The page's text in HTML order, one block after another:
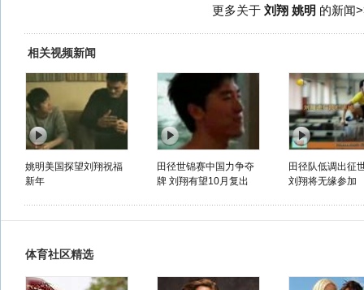
更多关于 刘翔 姚明 的新闻
相关视频新闻
姚明美国探望刘翔祝福
新年
田径世锦赛中国力争夺
牌 刘翔有望10月复出
田径队低调出征
刘翔将无缘参加
体育社区精选